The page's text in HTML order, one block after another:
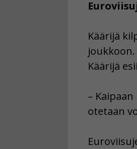
Käärijä
Käärijä
–
otetaan